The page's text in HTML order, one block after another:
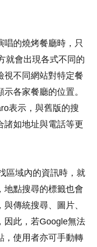
唱的燒烤餐廳時，只
就會出現各式不同的
視不同網站對特定餐
各家餐廳的位置。
表示，與舊版的搜
諸如地址與電話等更
區域內的資訊時，就
地點搜尋的標籤也會
傳統搜尋、圖片、
因此，若Google無法
，使用者亦可手動轉